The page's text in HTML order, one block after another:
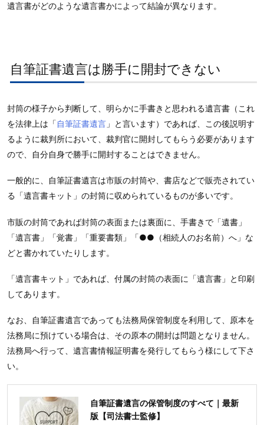
遺言書がどのような遺言書かによって結論が異なります。
自筆証書遺言は勝手に開封できない
封筒の様子から判断して、明らかに手書きと思われる遺言書（これ
を法律上は「自筆証書遺言 」と言います）であれば、この後説明す
るように裁判所において、裁判官に開封してもらう必要があります
ので、自分自身で勝手に開封することはできません。
一般的に、自筆証書遺言は市販の封筒や、書店などで販売されてい
る「遺言書キット」の封筒に収められているものが多いです。
市販の封筒であれば封筒の表面または裏面に、手書きで「遺書」
「遺言書」「覚書」「重要書類」「●●（相続人のお名前）へ」な
どと書かれていたりします。
「遺言書キット」であれば、付属の封筒の表面に「遺言書」と印刷
してあります。
なお、自筆証書遺言であっても法務局保管制度を利用して、原本を
法務局に預けている場合は、その原本の開封は問題となりません。
法務局へ行って、遺言書情報証明書を発行してもらう様にして下さ
い。
自筆証書遺言の保管制度のすべて｜最新
版【司法書士監修】